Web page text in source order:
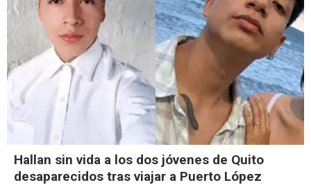
Hallan sin vida a los dos jóvenes de Quito
desaparecidos tras viajar a Puerto López